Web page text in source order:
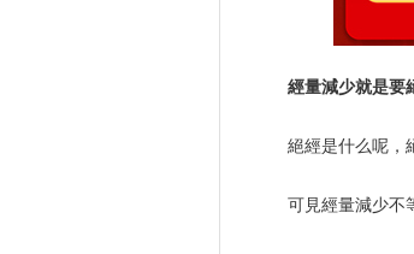
經量減少就是要
絕經是什么呢，
可見經量減少不